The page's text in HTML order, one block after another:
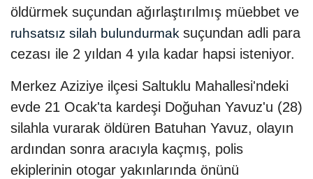
öldürmek suçundan ağırlaştırılmış müebbet ve
ruhsatsız silah bulundurmak suçundan adli para
cezası ile 2 yıldan 4 yıla kadar hapsi isteniyor.
Merkez Aziziye ilçesi Saltuklu Mahallesi'ndeki
evde 21 Ocak'ta kardeşi Doğuhan Yavuz'u (28)
silahla vurarak öldüren Batuhan Yavuz, olayın
ardından sonra aracıyla kaçmış, polis
ekiplerinin otogar yakınlarında önünü